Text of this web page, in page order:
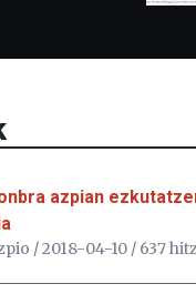
azpian
/ 2018-04-10 / 637